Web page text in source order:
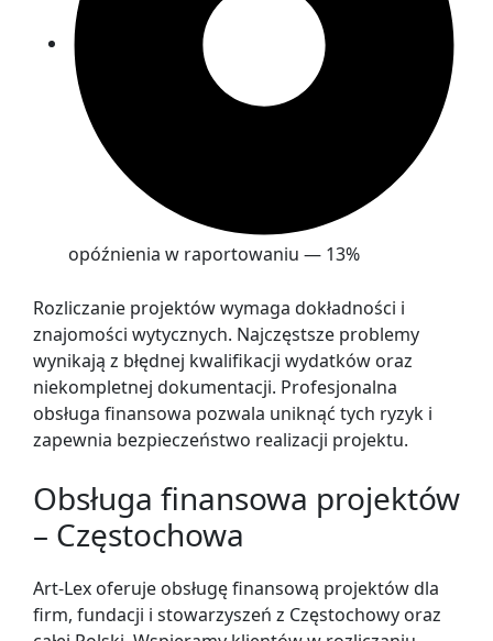
opóźnienia w raportowaniu — 13%
Rozliczanie projektów wymaga dokładności i
znajomości wytycznych. Najczęstsze problemy
wynikają z błędnej kwalifikacji wydatków oraz
niekompletnej dokumentacji. Profesjonalna
obsługa finansowa pozwala uniknąć tych ryzyk i
zapewnia bezpieczeństwo realizacji projektu.
Obsługa finansowa projektów
– Częstochowa
Art-Lex oferuje obsługę finansową projektów dla
firm, fundacji i stowarzyszeń z Częstochowy oraz